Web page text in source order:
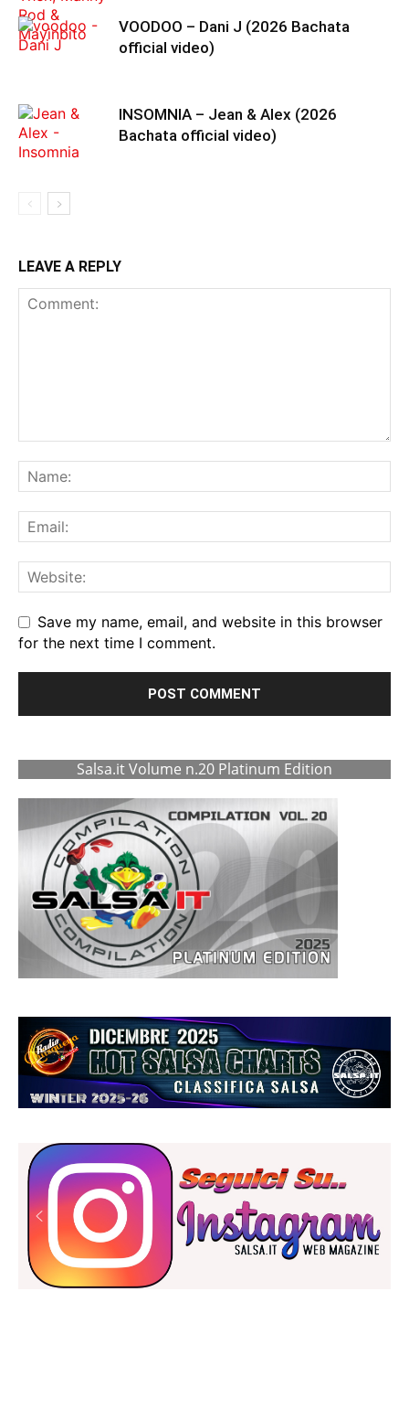
VOODOO – Dani J (2026 Bachata
official video)
INSOMNIA – Jean & Alex (2026
Bachata official video)
LEAVE A REPLY
Save my name, email, and website in this browser
for the next time I comment.
Salsa.it Volume n.20 Platinum Edition